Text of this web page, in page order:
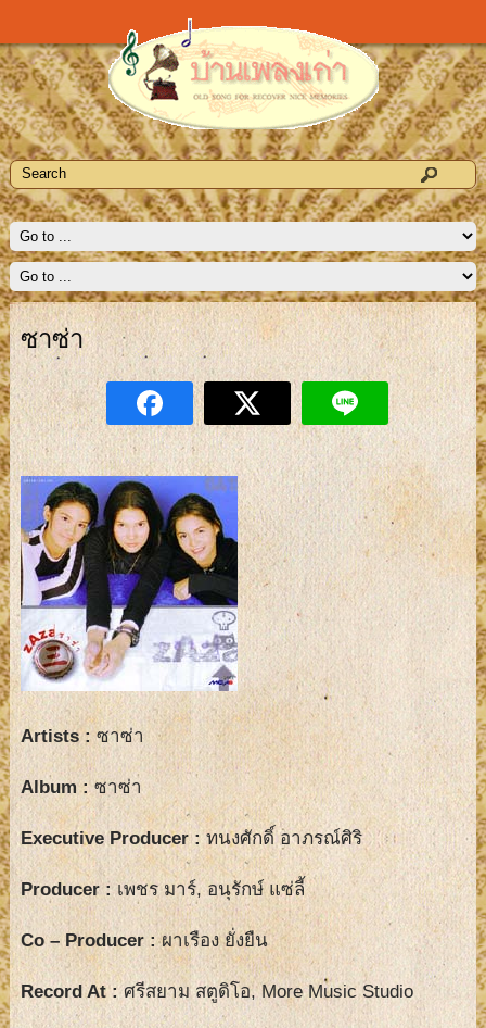
ซาซ่า
Artists : ซาซ่า
Album : ซาซ่า
Executive Producer :ทนงศักดิ์ อาภรณ์ศิริ
Producer :เพชร มาร์, อนุรักษ์ แซ่ลี้
Co – Producer :ผาเรือง ยั่งยืน
Record At :ศรีสยาม สตูดิโอ, More Music Studio